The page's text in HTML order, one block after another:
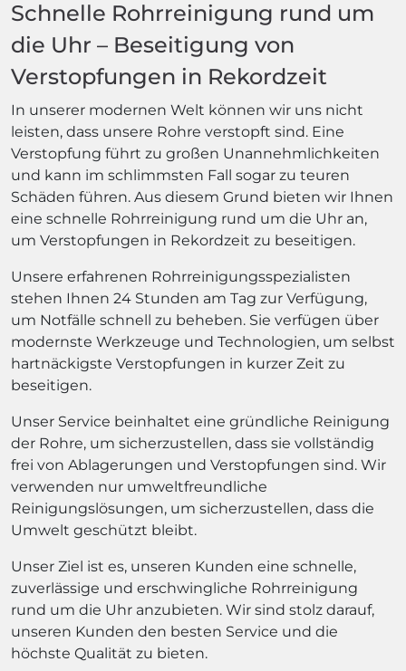
Schnelle Rohrreinigung rund um
die Uhr – Beseitigung von
Verstopfungen in Rekordzeit
In unserer modernen Welt können wir uns nicht
leisten, dass unsere Rohre verstopft sind. Eine
Verstopfung führt zu großen Unannehmlichkeiten
und kann im schlimmsten Fall sogar zu teuren
Schäden führen. Aus diesem Grund bieten wir Ihnen
eine schnelle Rohrreinigung rund um die Uhr an,
um Verstopfungen in Rekordzeit zu beseitigen.
Unsere erfahrenen Rohrreinigungsspezialisten
stehen Ihnen 24 Stunden am Tag zur Verfügung,
um Notfälle schnell zu beheben. Sie verfügen über
modernste Werkzeuge und Technologien, um selbst
hartnäckigste Verstopfungen in kurzer Zeit zu
beseitigen.
Unser Service beinhaltet eine gründliche Reinigung
der Rohre, um sicherzustellen, dass sie vollständig
frei von Ablagerungen und Verstopfungen sind. Wir
verwenden nur umweltfreundliche
Reinigungslösungen, um sicherzustellen, dass die
Umwelt geschützt bleibt.
Unser Ziel ist es, unseren Kunden eine schnelle,
zuverlässige und erschwingliche Rohrreinigung
rund um die Uhr anzubieten. Wir sind stolz darauf,
unseren Kunden den besten Service und die
höchste Qualität zu bieten.